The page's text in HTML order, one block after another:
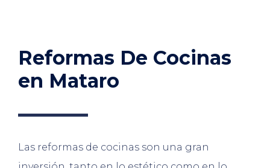
Reformas De Cocinas
en Mataro
Las reformas de cocinas son una gran